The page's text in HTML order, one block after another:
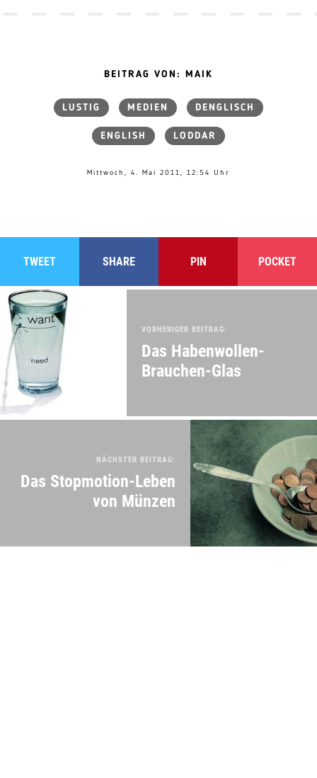
BEITRAG VON: MAIK
LUSTIG MEDIEN DENGLISCH
ENGLISH LODDAR
Mittwoch, 4. Mai 2011, 12:54 Uhr
TWEET SHARE PIN POCKET
VORHERIGER BEITRAG:
Das Habenwollen-
Brauchen-Glas
NÄCHSTER BEITRAG:
Das Stopmotion-Leben
von Münzen